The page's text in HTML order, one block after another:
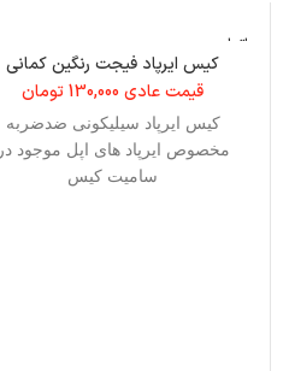
اتمام م
وجودیکیس ایرپاد فیجت رنگین کمانی
قیمت عادی130,000تومان
کیس ایرپاد سیلیکونی ضدضربه
مخصوص ایرپاد های اپل موجود در
سامیت کیس